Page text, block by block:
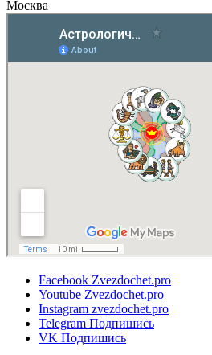
Москва
Facebook Zvezdochet.pro
Youtube Zvezdochet.pro
Instagram zvezdochet.pro
Telegram Подпишись
VK Подпишись